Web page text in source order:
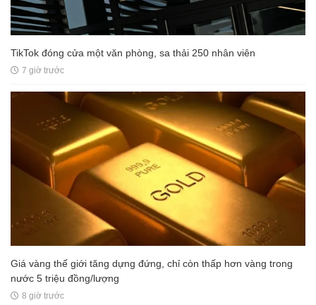
TikTok đóng cửa một văn phòng, sa thải 250 nhân viên
7 giờ trước
Giá vàng thế giới tăng dựng đứng, chỉ còn thấp hơn vàng trong
nước 5 triệu đồng/lượng
8 giờ trước